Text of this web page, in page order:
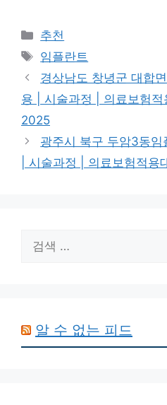
카
테
리
추천
태
그
임플란트
경상남도 창녕군 대합
용 | 시술과정 | 의료보험적
2025
광주시 북구 두암3동
| 시술과정 | 의료보험적
색:
알 수 없는 피드